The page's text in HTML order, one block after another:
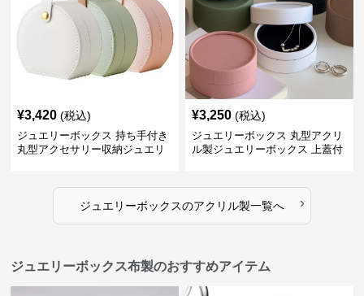
¥3,420 (税込)
ジュエリーボックス 持ち手付き
丸型アクセサリー収納ジュエリ
¥3,250 (税込)
ジュエリーボックス 丸型アクリ
ル製ジュエリーボックス 上蓋付
ジュエリーボックスのアクリル製一覧へ ›
ジュエリーボックス布製のおすすめアイテム